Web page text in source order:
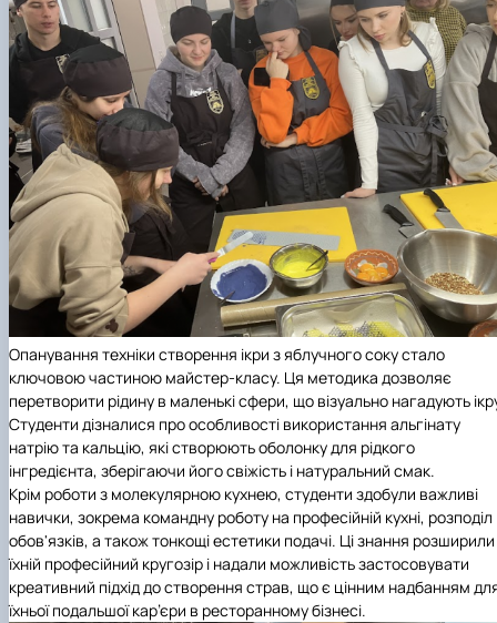
Опанування техніки створення ікри з яблучного соку стало
ключовою частиною майстер-класу. Ця методика дозволяє
перетворити рідину в маленькі сфери, що візуально нагадують
Студенти дізналися про особливості використання альгінату
натрію та кальцію, які створюють оболонку для рідкого
інгредієнта, зберігаючи його свіжість і натуральний смак.
Крім роботи з молекулярною кухнею, студенти здобули важливі
навички, зокрема командну роботу на професійній кухні, розподіл
обов'язків, а також тонкощі естетики подачі. Ці знання розширили
їхній професійний кругозір і надали можливість застосовувати
креативний підхід до створення страв, що є цінним надбанням
їхньої подальшої кар’єри в ресторанному бізнесі.